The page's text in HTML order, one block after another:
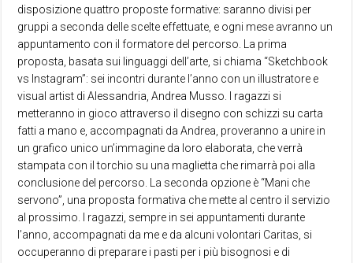
disposizione quattro proposte formative: saranno divisi per
gruppi a seconda delle scelte effettuate, e ogni mese avranno un
appuntamento con il formatore del percorso. La prima
proposta, basata sui linguaggi dell’arte, si chiama “Sketchbook
vs Instagram”: sei incontri durante l’anno con un illustratore e
visual artist di Alessandria, Andrea Musso. I ragazzi si
metteranno in gioco attraverso il disegno con schizzi su carta
fatti a mano e, accompagnati da Andrea, proveranno a unire in
un grafico unico un’immagine da loro elaborata, che verrà
stampata con il torchio su una maglietta che rimarrà poi alla
conclusione del percorso. La seconda opzione è “Mani che
servono”, una proposta formativa che mette al centro il servizio
al prossimo. I ragazzi, sempre in sei appuntamenti durante
l’anno, accompagnati da me e da alcuni volontari Caritas, si
occuperanno di preparare i pasti per i più bisognosi e di